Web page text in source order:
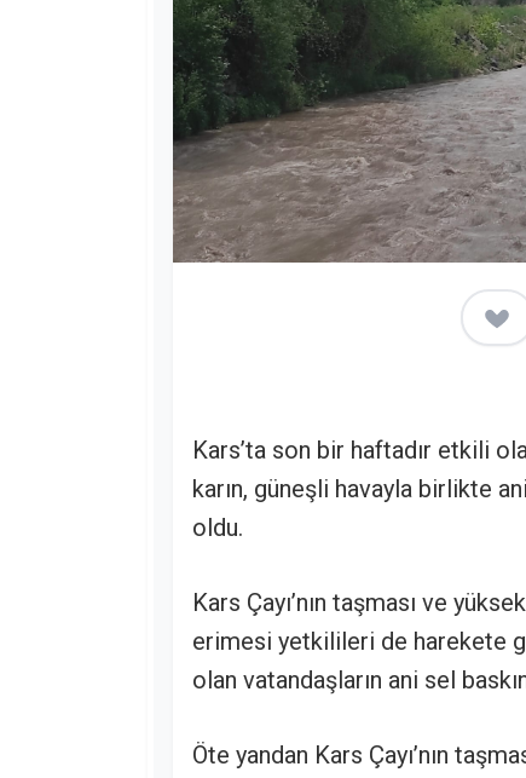
Kars’ta son bir haftadır etkili
karın, güneşli havayla birlikte
oldu.
Kars Çayı’nın taşması ve
erimesi yetkilileri de harekete
olan vatandaşların ani sel
Öte yandan Kars Çayı’nın